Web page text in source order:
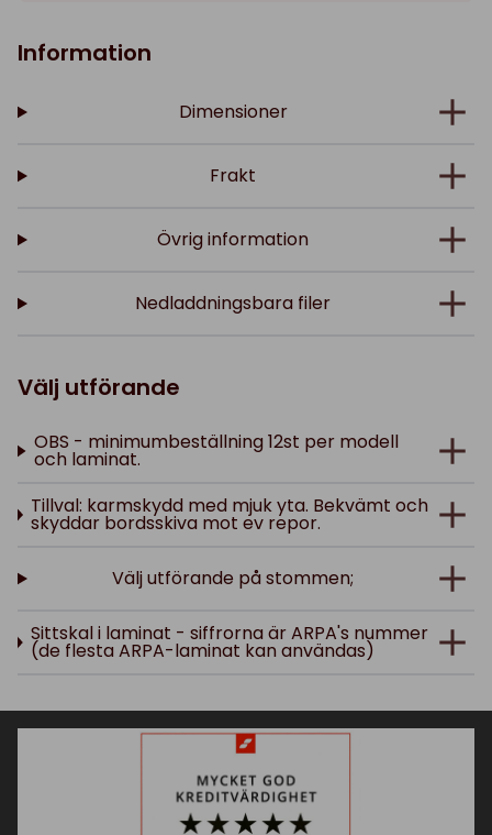
Information
Dimensioner
Frakt
Övrig information
Nedladdningsbara filer
Välj utförande
OBS - minimumbeställning 12st per modell
och laminat.
Tillval: karmskydd med mjuk yta. Bekvämt och
skyddar bordsskiva mot ev repor.
Välj utförande på stommen;
Sittskal i laminat - siffrorna är ARPA's nummer
(de flesta ARPA-laminat kan användas)